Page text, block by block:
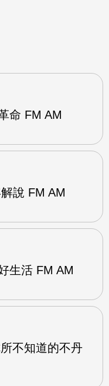
命 FM AM
說 FM AM
生活 FM AM
不知道的不丹